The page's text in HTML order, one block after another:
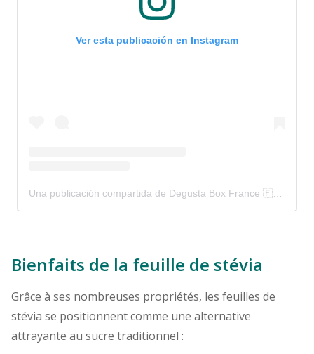
Ver esta publicación en Instagram
Bienfaits de la feuille de stévia
Grâce à ses nombreuses propriétés, les feuilles de
stévia se positionnent comme une alternative
attrayante au sucre traditionnel :